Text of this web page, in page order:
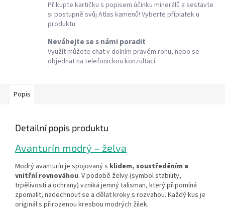
Přikupte kartičku s popisem účinku minerálů a sestavte
si postupně svůj Atlas kamenů! Vyberte příplatek u
produktu
Neváhejte se s námi poradit
Využít můžete chat v dolním pravém rohu, nebo se
objednat na telefonickou konzultaci
Popis
Detailní popis produktu
Avanturín modrý – želva
Modrý avanturín je spojovaný s klidem, soustředěním a
vnitřní rovnováhou. V podobě želvy (symbol stability,
trpělivosti a ochrany) vzniká jemný talisman, který připomíná
zpomalit, nadechnout se a dělat kroky s rozvahou. Každý kus je
originál s přirozenou kresbou modrých žilek.